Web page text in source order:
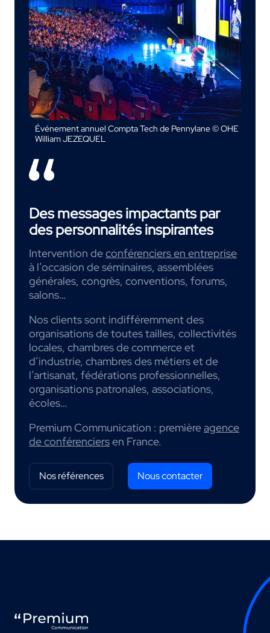
Événement annuel Compta Tech de Pennylane © OHE
William JEZEQUEL
Des messages impactants par
des personnalités inspirantes
Intervention deconférenciers en entreprise
à l’occasion de séminaires, assemblées
générales, congrès, conventions, forums,
salons…
Nos clients sont indifféremment des
organisations de toutes tailles, collectivités
locales, chambres de commerce et
d’industrie, chambres des métiers et de
l’artisanat, fédérations professionnelles,
organisations patronales, associations,
écoles…
Premium Communication : premièreagence
de conférenciersen France.
Nos références Nous contacter